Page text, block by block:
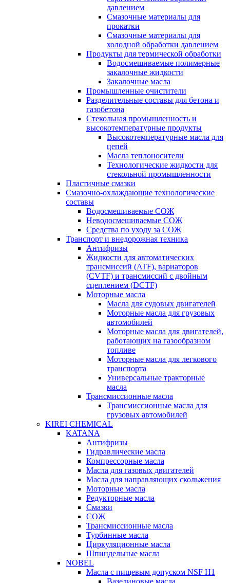
давлением
Смазочные материалы для
прокатки
Смазочные материалы для
холодной обработки давлением
Продукты для термической обработки
Водосмешиваемые полимерные
закалочные жидкости
Закалочные масла
Промышленные очистители
Разделительные составы для бетона и
газобетона
Стекольная промышленность и
высокотемпературные продукты
Высокотемпературные масла для
цепей
Масла теплоносители
Технологические жидкости для
стекольной промышленности
Пластичные смазки
Смазочно-охлаждающие технологические
составы
Водосмешиваемые СОЖ
Неводосмешиваемые СОЖ
Средства по уходу за СОЖ
Транспорт и внедорожная техника
Антифризы
Жидкости для автоматических
трансмиссий (ATF), вариаторов
(CVTF) и трансмиссий с двойным
сцеплением (DCTF)
Моторные масла
Масла для судовых двигателей
Моторные масла для грузовых
автомобилей
Моторные масла для двигателей,
работающих на газообразном
топливе
Моторные масла для легкового
транспорта
Универсальные тракторные
масла
Трансмиссионные масла
Трансмиссионные масла для
грузовых автомобилей
KIREI CHEMICAL
KATANA
Антифризы
Гидравлические масла
Компрессорные масла
Масла для газовых двигателей
Масла для направляющих скольжения
Моторные масла
Редукторные масла
Смазки
СОЖ
Трансмиссионные масла
Турбинные масла
Циркуляционные масла
Шпиндельные масла
NOBEL
Масла с пищевым допуском NSF H1
Вазелиновые масла